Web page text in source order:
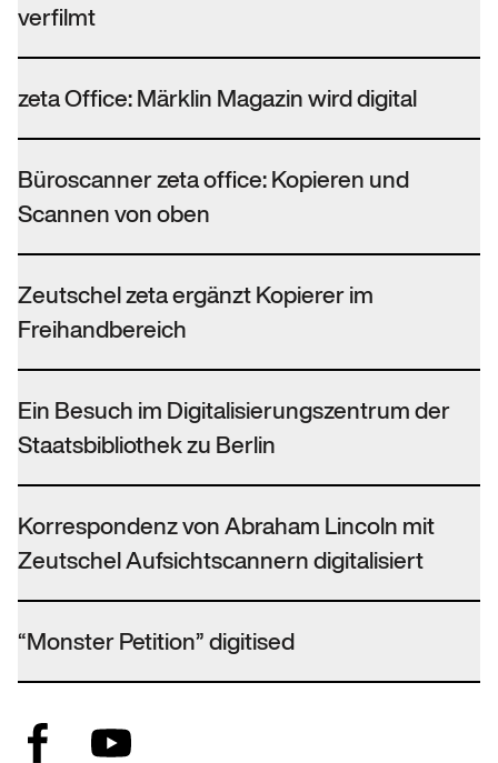
verfilmt
zeta Office: Märklin Magazin wird digital
Büroscanner zeta office: Kopieren und
Scannen von oben
Zeutschel zeta ergänzt Kopierer im
Freihandbereich
Ein Besuch im Digitalisierungszentrum der
Staatsbibliothek zu Berlin
Korrespondenz von Abraham Lincoln mit
Zeutschel Aufsichtscannern digitalisiert
“Monster Petition” digitised